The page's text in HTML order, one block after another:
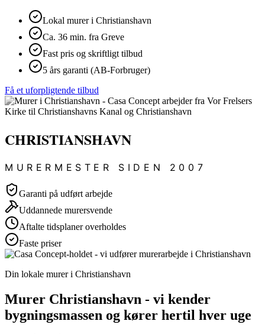
Lokal murer i Christianshavn
Ca. 36 min. fra Greve
Fast pris og skriftligt tilbud
5 års garanti (AB-Forbruger)
Få et uforpligtende tilbud
CHRISTIANSHAVN
MURERMESTER SIDEN 2007
Garanti på udført arbejde
Uddannede murersvende
Aftalte tidsplaner overholdes
Faste priser
Din lokale murer i Christianshavn
Murer Christianshavn - vi kender
bygningsmassen og kører hertil hver uge